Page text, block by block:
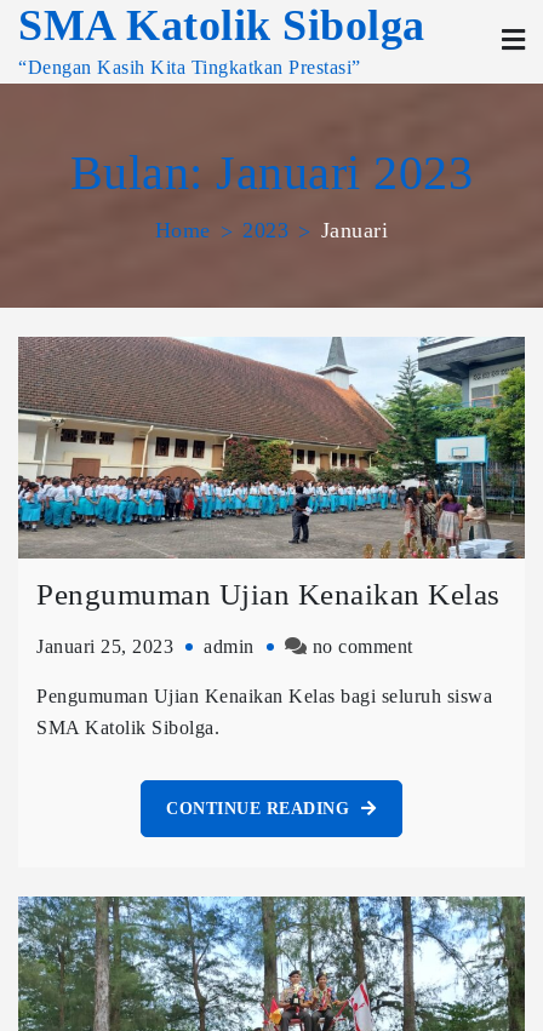
SMA Katolik Sibolga
“Dengan Kasih Kita Tingkatkan Prestasi”
Bulan:Januari 2023
Home 2023 Januari
Pengumuman Ujian Kenaikan Kelas
Januari 25, 2023 admin no comment
Pengumuman Ujian Kenaikan Kelas bagi seluruh siswa
SMA Katolik Sibolga.
CONTINUE READING